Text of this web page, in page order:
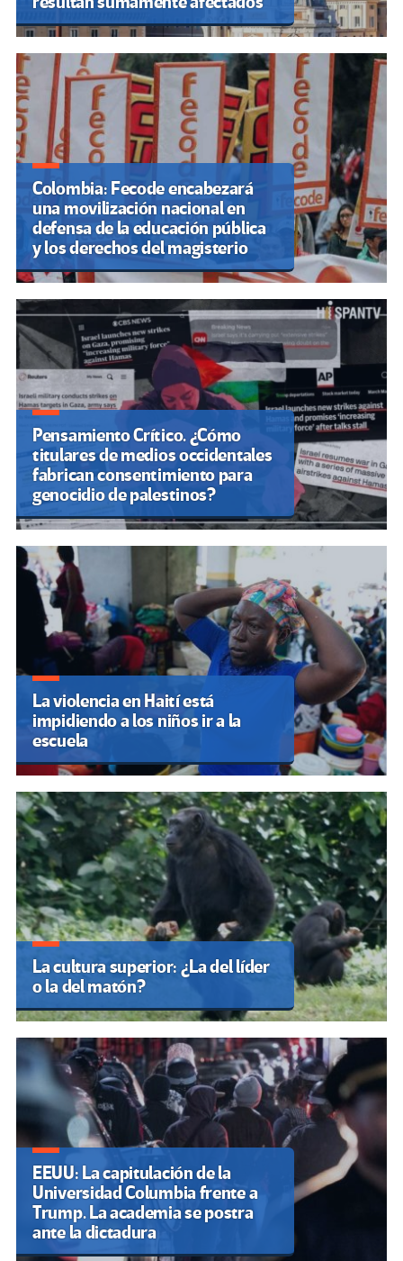
Colombia: Fecode encabezará
una movilización nacional en
defensa de la educación pública
y los derechos del magisterio
Pensamiento Crítico. ¿Cómo
titulares de medios occidentales
fabrican consentimiento para
genocidio de palestinos?
La violencia en Haití está
impidiendo a los niños ir a la
escuela
La cultura superior: ¿La del líder
o la del matón?
EEUU: La capitulación de la
Universidad Columbia frente a
Trump. La academia se postra
ante la dictadura